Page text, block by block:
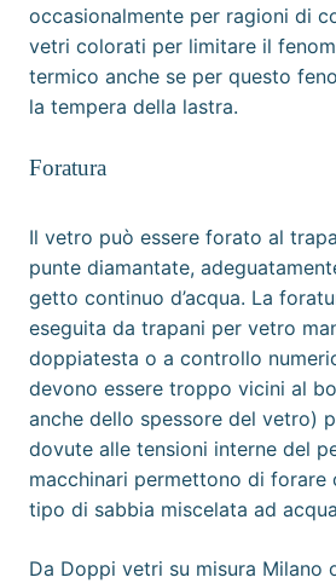
occasionalmente per ragioni di
vetri colorati per limitare il
termico anche se per questo
la tempera della lastra.
Foratura
Il vetro può essere forato al
punte diamantate,
getto continuo d’acqua. La
eseguita da trapani per vetro
doppiatesta o a controllo
devono essere troppo vicini al
anche dello spessore del vetro)
dovute alle tensioni interne del
macchinari permettono di forare
tipo di sabbia miscelata ad
Da Doppi vetri su misura Milano